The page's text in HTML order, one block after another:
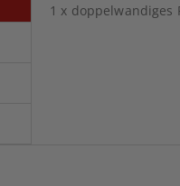
1 x doppelwandiges